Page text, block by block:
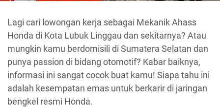
Lagi cari lowongan kerja sebagai Mekanik Ahass
Honda di Kota Lubuk Linggau dan sekitarnya? Atau
mungkin kamu berdomisili di Sumatera Selatan dan
punya passion di bidang otomotif? Kabar baiknya,
informasi ini sangat cocok buat kamu! Siapa tahu ini
adalah kesempatan emas untuk berkarir di jaringan
bengkel resmi Honda.